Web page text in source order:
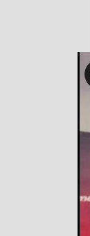
klikni za zvuk